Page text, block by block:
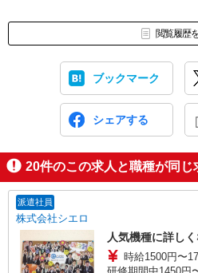
閲覧履歴
ブックマーク
シェアする
20件のこの求人と職種が同じ
派遣社員
株式会社シエロ
人気機種に詳し
時給1500円〜